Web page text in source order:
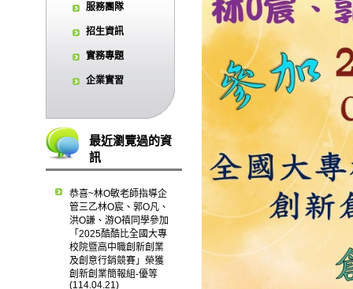
服務團隊
招生資訊
實務專題
企業實習
最近瀏覽過的資
訊
恭喜~林O敏老師指導企
管三乙林O宸、郭O凡、
洪O謙、游O禛同學參加
「2025酷酷比全國大專
校院暨高中職創新創業
及創意行銷競賽」榮獲
創新創業簡報組-優等
(114.04.21)